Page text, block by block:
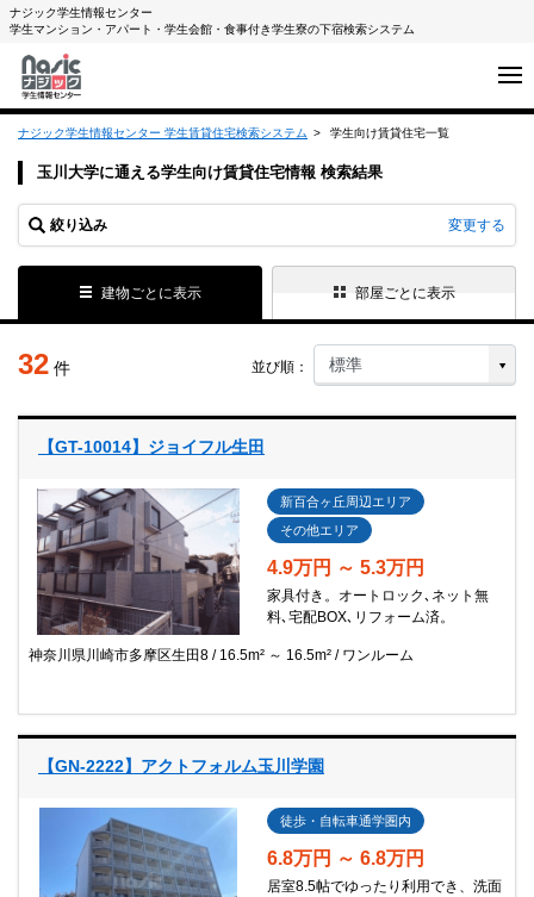
ナジック学生情報センター
学生マンション・アパート・学生会館・食事付き学生寮の下宿検索システム
ナジック学生情報センター 学生賃貸住宅検索システム 学生向け賃貸住宅一覧
玉川大学に通える学生向け賃貸住宅情報 検索結果
絞り込み 変更する
建物ごとに表示 部屋ごとに表示
32 件 並び順：
【GT-10014】ジョイフル生田
新百合ヶ丘周辺エリア
その他エリア
4.9万円 ～ 5.3万円
家具付き。オートロック､ネット無
料､宅配BOX､リフォーム済。
神奈川県川崎市多摩区生田8 16.5m² ～ 16.5m² ワンルーム
【GN-2222】アクトフォルム玉川学園
徒歩・自転車通学圏内
6.8万円 ～ 6.8万円
居室8.5帖でゆったり利用でき、洗面